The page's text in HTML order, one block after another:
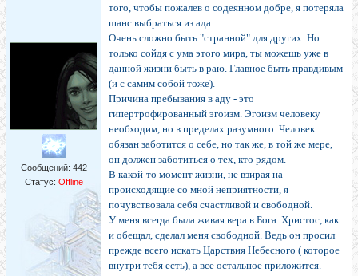
Сообщений: 442
Статус: Offline
того, чтобы пожалев о содеянном добре, я потеряла
шанс выбраться из ада.
Очень сложно быть "странной" для других. Но
только сойдя с ума этого мира, ты можешь уже в
данной жизни быть в раю. Главное быть правдивым
(и с самим собой тоже).
Причина пребывания в аду - это
гипертрофированный эгоизм. Эгоизм человеку
необходим, но в пределах разумного. Человек
обязан заботится о себе, но так же, в той же мере,
он должен заботиться о тех, кто рядом.
В какой-то момент жизни, не взирая на
происходящие со мной неприятности, я
почувствовала себя счастливой и свободной.
У меня всегда была живая вера в Бога. Христос, как
и обещал, сделал меня свободной. Ведь он просил
прежде всего искать Царствия Небесного ( которое
внутри тебя есть), а все остальное приложится.